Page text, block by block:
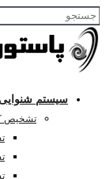
سیستم شنوایی
تشخیص